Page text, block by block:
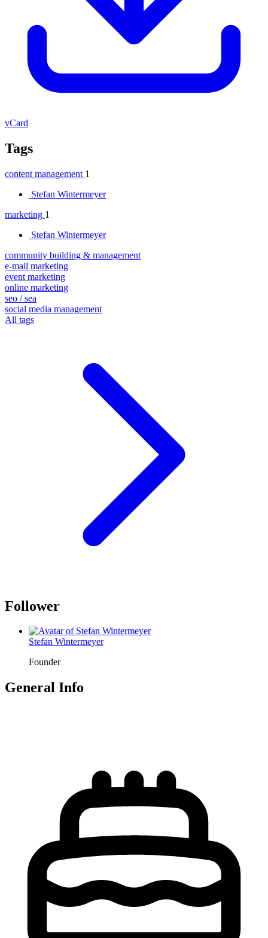
vCard
Tags
content management 1
Stefan Wintermeyer
marketing 1
Stefan Wintermeyer
community building & management
e-mail marketing
event marketing
online marketing
seo / sea
social media management
All tags
Follower
Stefan Wintermeyer
Founder
General Info